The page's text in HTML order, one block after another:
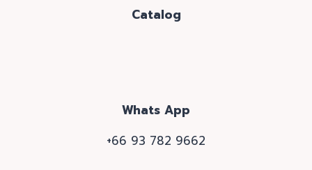
Catalog
Whats App
+66 93 782 9662